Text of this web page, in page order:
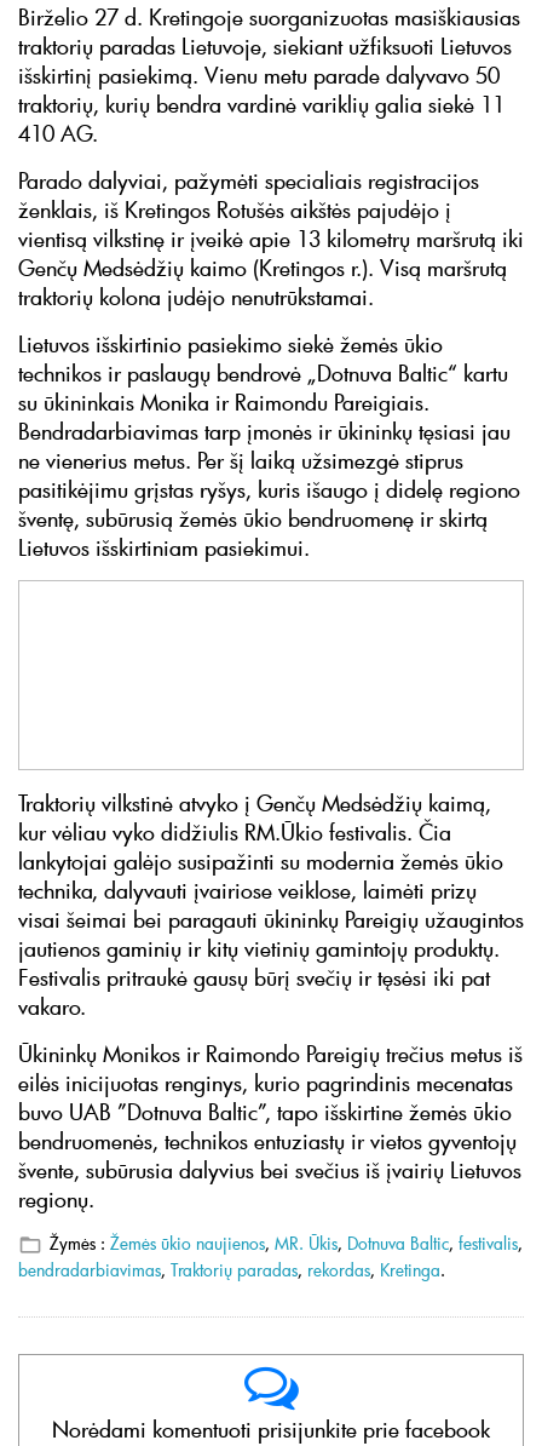
Birželio 27 d. Kretingoje suorganizuotas masiškiausias
traktorių paradas Lietuvoje, siekiant užfiksuoti Lietuvos
išskirtinį pasiekimą. Vienu metu parade dalyvavo 50
traktorių, kurių bendra vardinė variklių galia siekė 11
410 AG.
Parado dalyviai, pažymėti specialiais registracijos
ženklais, iš Kretingos Rotušės aikštės pajudėjo į
vientisą vilkstinę ir įveikė apie 13 kilometrų maršrutą iki
Genčų Medsėdžių kaimo (Kretingos r.). Visą maršrutą
traktorių kolona judėjo nenutrūkstamai.
Lietuvos išskirtinio pasiekimo siekė žemės ūkio
technikos ir paslaugų bendrovė „Dotnuva Baltic“ kartu
su ūkininkais Monika ir Raimondu Pareigiais.
Bendradarbiavimas tarp įmonės ir ūkininkų tęsiasi jau
ne vienerius metus. Per šį laiką užsimezgė stiprus
pasitikėjimu grįstas ryšys, kuris išaugo į didelę regiono
šventę, subūrusią žemės ūkio bendruomenę ir skirtą
Lietuvos išskirtiniam pasiekimui.
Traktorių vilkstinė atvyko į Genčų Medsėdžių kaimą,
kur vėliau vyko didžiulis RM.Ūkio festivalis. Čia
lankytojai galėjo susipažinti su modernia žemės ūkio
technika, dalyvauti įvairiose veiklose, laimėti prizų
visai šeimai bei paragauti ūkininkų Pareigių užaugintos
jautienos gaminių ir kitų vietinių gamintojų produktų.
Festivalis pritraukė gausų būrį svečių ir tęsėsi iki pat
vakaro.
Ūkininkų Monikos ir Raimondo Pareigių trečius metus iš
eilės inicijuotas renginys, kurio pagrindinis mecenatas
buvo UAB ”Dotnuva Baltic”, tapo išskirtine žemės ūkio
bendruomenės, technikos entuziastų ir vietos gyventojų
švente, subūrusia dalyvius bei svečius iš įvairių Lietuvos
regionų.
Žymės : Žemės ūkio naujienos, MR. Ūkis, Dotnuva Baltic, festivalis,
bendradarbiavimas, Traktorių paradas, rekordas, Kretinga.
Norėdami komentuoti prisijunkite prie facebook